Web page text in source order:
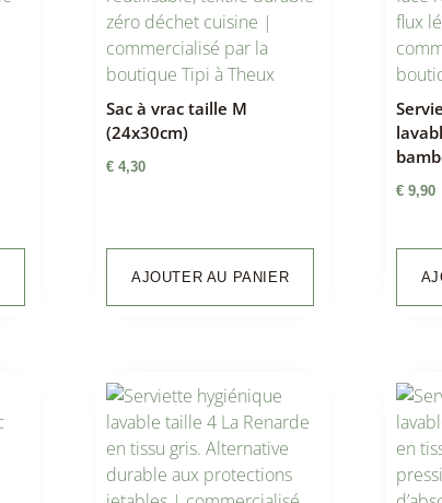
Sac à vrac taille M
(24x30cm)
€ 4,30
AJOUTER AU PANIER
€9,90